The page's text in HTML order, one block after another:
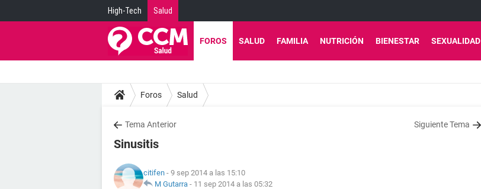
High-Tech Salud
FOROS SALUD FAMILIA NUTRICIÓN BIENESTAR SEXUALIDAD
Foros Salud
Tema Anterior Siguiente Tema
Sinusitis
citifen - 9 sep 2014 a las 15:10
M Gutarra - 11 sep 2014 a las 05:32